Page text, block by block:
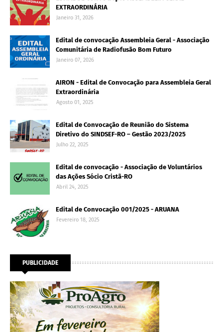
EXTRAORDINÁRIA
Janeiro 31, 2026
Edital de convocação Assembleia Geral - Associação
Comunitária de Radiofusão Bom Futuro
Janeiro 07, 2026
AIRON - Edital de Convocação para Assembleia Geral
Extraordinária
Agosto 01, 2025
Edital de Convocação de Reunião do Sistema
Diretivo do SINDSEF-RO – Gestão 2023/2025
Julho 22, 2025
Edital de convocação - Associação de Voluntários
das Ações Sócio Cristã-RO
Abril 24, 2025
Edital de Convocação 001/2025 - ARUANA
Fevereiro 18, 2025
PUBLICIDADE